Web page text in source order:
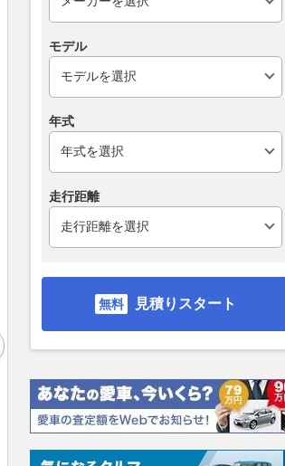
2.7 VX 4WD
支払総額
5万円
2.7 VX 4WD
支払総額
659.9万円
モデル
年式
走行距離
見積りスタート